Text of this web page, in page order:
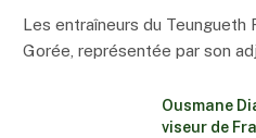
Les entraîneurs du Teungueth
Gorée, représentée par son
Ousmane
viseur de